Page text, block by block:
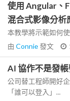
使用 Angular、
混合式影像分析
本教學將示範如何
由 Connie發文
AI 協作不是發
公司替工程師開好
「誰可以登入」...